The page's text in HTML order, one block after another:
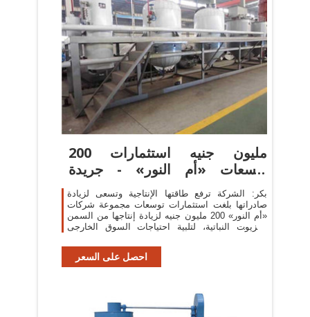
200 مليون جنيه استثمارات
توسعات «أم النور» - جريدة
البورصة
بكر: الشركة ترفع طاقتها الإنتاجية وتسعى لزيادة
صادراتها بلغت استثمارات توسعات مجموعة شركات
«أم النور» 200 مليون جنيه لزيادة إنتاجها من السمن
والزيوت النباتية، لتلبية احتياجات السوق الخارجى
احصل على السعر